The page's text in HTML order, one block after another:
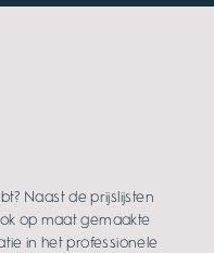
Naast de prijslijsten
op maat gemaakte
in het professionele